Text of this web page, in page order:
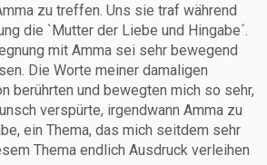
zu treffen. Uns sie traf während
die `Mutter der Liebe und Hingabe´.
mit Amma sei sehr bewegend
Die Worte meiner damaligen
berührten und bewegten mich so sehr,
verspürte, irgendwann Amma zu
ein Thema, das mich seitdem sehr
Thema endlich Ausdruck verleihen